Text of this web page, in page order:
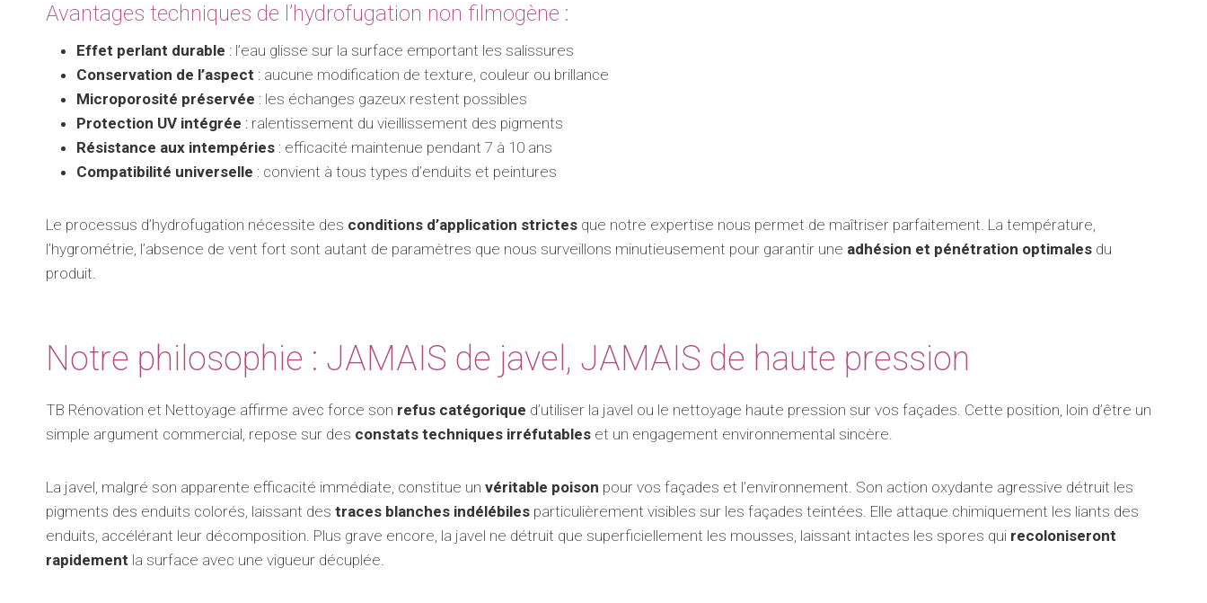
Avantages techniques de l’hydrofugation non filmogène :
Effet perlant durable : l’eau glisse sur la surface emportant les salissures
Conservation de l’aspect : aucune modification de texture, couleur ou brillance
Microporosité préservée : les échanges gazeux restent possibles
Protection UV intégrée : ralentissement du vieillissement des pigments
Résistance aux intempéries : efficacité maintenue pendant 7 à 10 ans
Compatibilité universelle : convient à tous types d’enduits et peintures
Le processus d’hydrofugation nécessite des conditions d’application strictes que notre expertise nous permet de maîtriser parfaitement. La température,
l’hygrométrie, l’absence de vent fort sont autant de paramètres que nous surveillons minutieusement pour garantir une adhésion et pénétration optimales du
produit.
Notre philosophie : JAMAIS de javel, JAMAIS de haute pression
TB Rénovation et Nettoyage affirme avec force son refus catégorique d’utiliser la javel ou le nettoyage haute pression sur vos façades. Cette position, loin d’être un
simple argument commercial, repose sur des constats techniques irréfutables et un engagement environnemental sincère.
La javel, malgré son apparente efficacité immédiate, constitue un véritable poison pour vos façades et l’environnement. Son action oxydante agressive détruit les
pigments des enduits colorés, laissant des traces blanches indélébiles particulièrement visibles sur les façades teintées. Elle attaque chimiquement les liants des
enduits, accélérant leur décomposition. Plus grave encore, la javel ne détruit que superficiellement les mousses, laissant intactes les spores qui recoloniseront
rapidement la surface avec une vigueur décuplée.